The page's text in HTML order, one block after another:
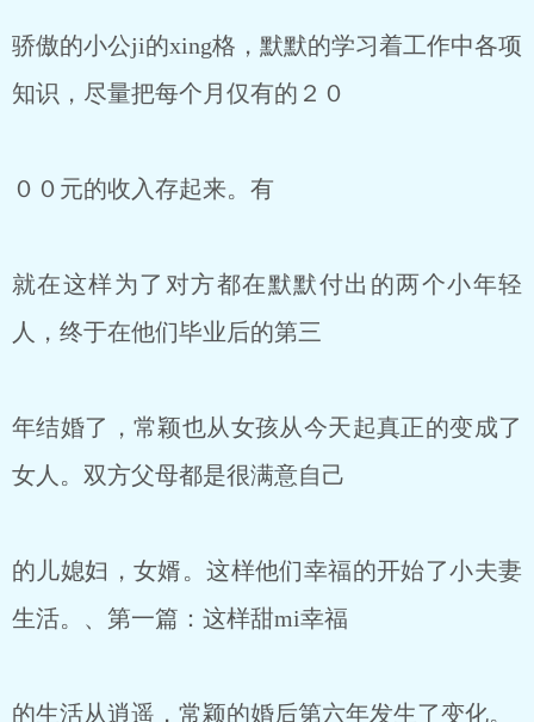
骄傲的小公ji的xing格，默默的学习着工作中各项
知识，尽量把每个月仅有的２０
００元的收入存起来。有
就在这样为了对方都在默默付出的两个小年轻
人，终于在他们毕业后的第三
年结婚了，常颖也从女孩从今天起真正的变成了
女人。双方父母都是很满意自己
的儿媳妇，女婿。这样他们幸福的开始了小夫妻
生活。、第一篇：这样甜mi幸福
的生活从逍遥，常颖的婚后第六年发生了变化。